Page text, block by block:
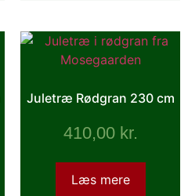
Juletræ Rødgran 230 cm
410,00 kr.
Læs mere